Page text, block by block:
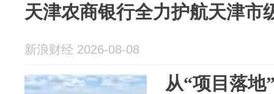
天津农商银行全力护航天津市
新浪财经 2026-08-08
从“项目落地